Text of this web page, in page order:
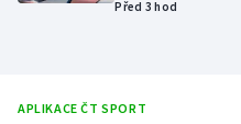
Plavání
Ragby
Před 3 hod
APLIKACE ČT SPORT